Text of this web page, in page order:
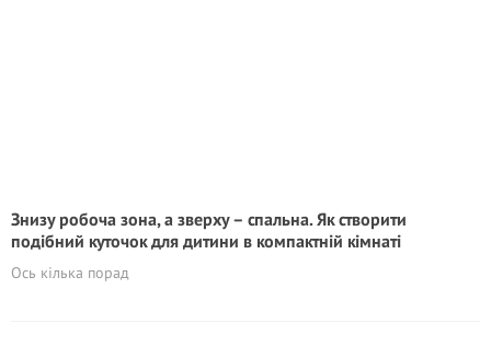
Знизу робоча зона, а зверху – спальна. Як створити
подібний куточок для дитини в компактній кімнаті
Ось кілька порад